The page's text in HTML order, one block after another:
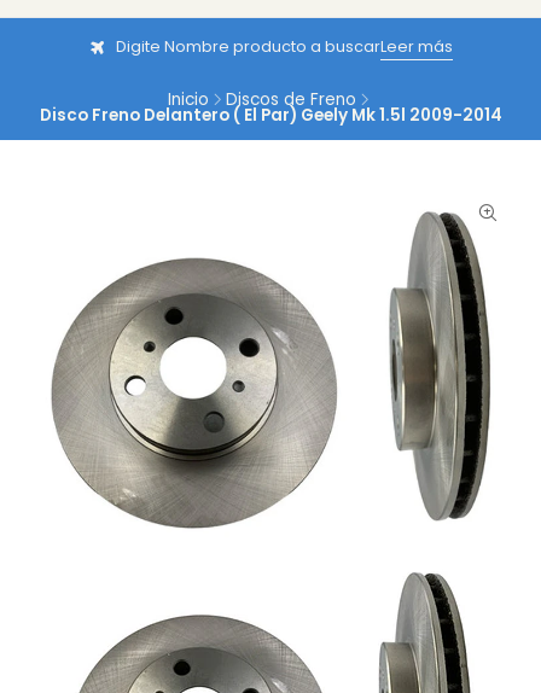
Digite Nombre producto a buscarLeer más
Inicio Discos de Freno
Disco Freno Delantero ( El Par) Geely Mk 1.5l 2009-2014